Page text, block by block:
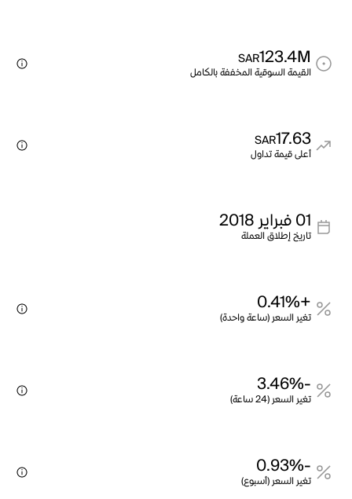
123.4M
SAR
القيمة السوقية المخففة بالكامل
17.63
SAR
أعلى قيمة تداول
01 فبراير 2018
تاريخ إطلاق العملة
+0.41%
تغير السعر (ساعة واحدة)
-3.46%
تغير السعر (24 ساعة)
-0.93%
تغير السعر (أسبوع)